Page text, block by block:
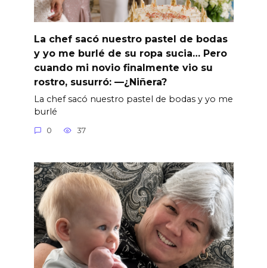
La chef sacó nuestro pastel de bodas
y yo me burlé de su ropa sucia… Pero
cuando mi novio finalmente vio su
rostro, susurró: —¿Niñera?
La chef sacó nuestro pastel de bodas y yo me
burlé
0 37